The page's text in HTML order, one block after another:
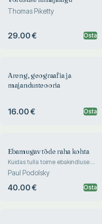
Thomas Piketty
29.00 € Osta
Areng, geograafia ja
majandusteooria
16.00 € Osta
Ebamugav tõde raha kohta
Kuidas tulla toime ebakindlusega
ja mõelda ise enda eest
Paul Podolsky
40.00 € Osta